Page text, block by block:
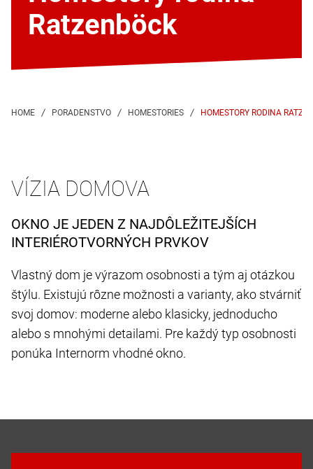
Ratzenböck
HOMESTORY RODINA
VÍZIA DOMOVA
OKNO JE JEDEN Z NAJDÔLEŽITEJŠÍCH
INTERIÉROTVORNÝCH PRVKOV
Vlastný dom je výrazom osobnosti a tým aj otázkou
štýlu. Existujú rôzne možnosti a varianty, ako stvárniť
svoj domov: moderne alebo klasicky, jednoducho
alebo s mnohými detailami. Pre každý typ osobnosti
ponúka Internorm vhodné okno.